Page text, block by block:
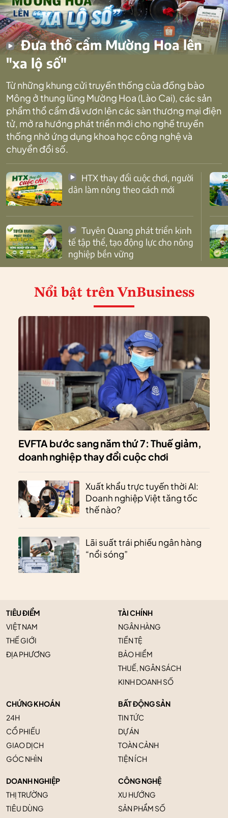
Đưa thổ cẩm Mường Hoa lên
"xa lộ số"
Từ những khung cửi truyền thống của đồng bào
Mông ở thung lũng Mường Hoa (Lào Cai), các sản
phẩm thổ cẩm đã vươn lên các sàn thương mại điện
tử, mở ra hướng phát triển mới cho nghề truyền
thống nhờ ứng dụng khoa học công nghệ và
chuyển đổi số.
dân làm nông theo cách mới
tế tập thể, tạo động lực cho nông
nghiệp bền vững
Nổi bật trên VnBusiness
EVFTA bước sang năm thứ 7: Thuế giảm,
doanh nghiệp thay đổi cuộc chơi
Xuất khẩu trực tuyến thời AI:
Doanh nghiệp Việt tăng tốc
thế nào?
Lãi suất trái phiếu ngân hàng
“nổi sóng”
TIÊU ĐIỂM
VIỆT NAM
THẾ GIỚI
ĐỊA PHƯƠNG
TÀI CHÍNH
NGÂN HÀNG
TIỀN TỆ
BẢO HIỂM
THUẾ, NGÂN SÁCH
KINH DOANH SỐ
CHỨNG KHOÁN
24H
CỔ PHIẾU
GIAO DỊCH
GÓC NHÌN
BẤT ĐỘNG SẢN
TIN TỨC
DỰ ÁN
TOÀN CẢNH
TIỆN ÍCH
DOANH NGHIỆP
THỊ TRƯỜNG
TIÊU DÙNG
CÔNG NGHỆ
XU HƯỚNG
SẢN PHẨM SỐ